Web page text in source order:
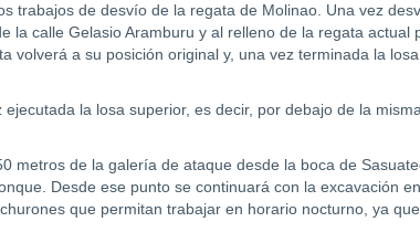
trabajos de desvío de la regata de Molinao. Una vez
la calle Gelasio Aramburu y al relleno de la regata actual
volverá a su posición original y, una vez terminada la
la losa superior, es decir, por debajo de la misma,
metros de la galería de ataque desde la boca de
Desde ese punto se continuará con la excavación
que permitan trabajar en horario nocturno, ya